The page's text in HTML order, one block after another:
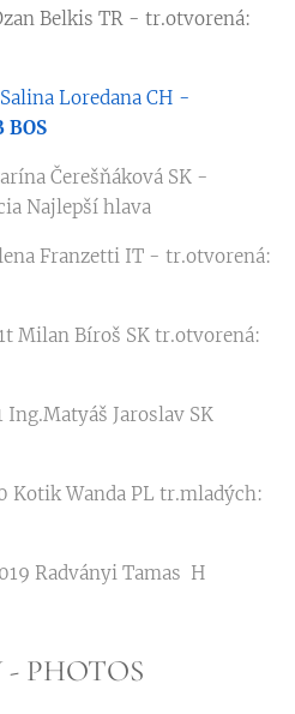
Belkis TR - tr.otvorená:
Loredana CH -
BOS
Čerešňáková SK -
Najlepší hlava
Franzetti IT - tr.otvorená:
Milan Bíroš SK tr.otvorená:
Ing.Matyáš Jaroslav SK
Kotik Wanda PL tr.mladých:
Radványi Tamas H
- PHOTOS